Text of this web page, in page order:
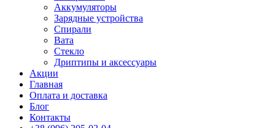
Аккумуляторы
Зарядные устройства
Спирали
Вата
Стекло
Дриптипы и аксессуары
Акции
Главная
Оплата и доставка
Блог
Контакты